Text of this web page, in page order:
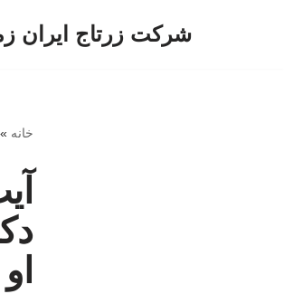
شرکت زرتاج ایران
خانه »